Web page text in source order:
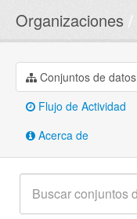
Organizaciones
Conjuntos de datos
Flujo de Actividad
Acerca de